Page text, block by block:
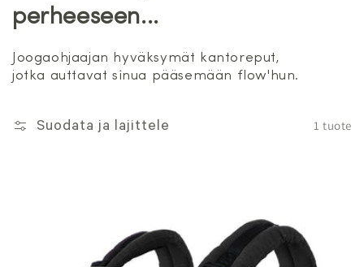
perheeseen...
Joogaohjaajan hyväksymät kantoreput,
jotka auttavat sinua pääsemään flow'hun.
Suodata ja lajittele 1 tuote